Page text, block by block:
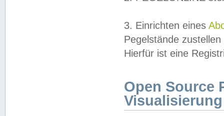
3. Einrichten eines
Pegelstände
Hierfür ist eine
Open Source
Visualisierung